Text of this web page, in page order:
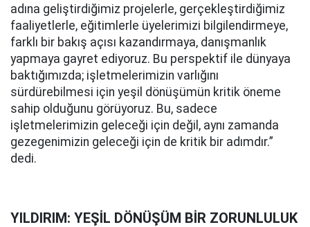
adına geliştirdiğimiz projelerle, gerçekleştirdiğimiz
faaliyetlerle, eğitimlerle üyelerimizi bilgilendirmeye,
farklı bir bakış açısı kazandırmaya, danışmanlık
yapmaya gayret ediyoruz. Bu perspektif ile dünyaya
baktığımızda; işletmelerimizin varlığını
sürdürebilmesi için yeşil dönüşümün kritik öneme
sahip olduğunu görüyoruz. Bu, sadece
işletmelerimizin geleceği için değil, aynı zamanda
gezegenimizin geleceği için de kritik bir adımdır.”
dedi.
YILDIRIM: YEŞİL DÖNÜŞÜM BİR ZORUNLULUK